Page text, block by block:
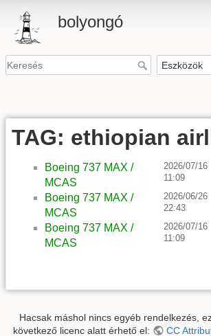
bolyongó
TAG: ethiopian
Boeing 737 MAX /
MCAS
2026/07/16
11:09
Boeing 737 MAX /
MCAS
2026/06/26
22:43
Boeing 737 MAX /
MCAS
2026/07/16
11:09
Hacsak máshol nincs egyéb rendelkezés,
következő licenc alatt érhető el:
CC